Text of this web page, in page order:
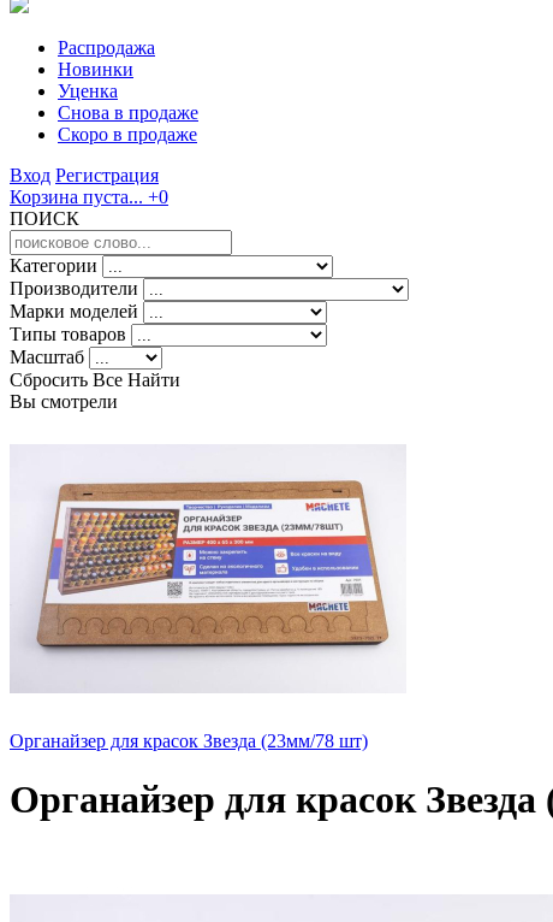
Распродажа
Новинки
Уценка
Снова в продаже
Скоро в продаже
Вход Регистрация
Корзина пуста... +0
ПОИСК
Категории
Производители
Марки моделей
Типы товаров
Масштаб
Сбросить Все Найти
Вы смотрели
Органайзер для красок Звезда (23мм/78 шт)
Органайзер для красок